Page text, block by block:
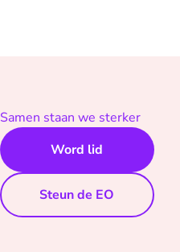
Samen staan we sterker
Word lid
Steun de EO